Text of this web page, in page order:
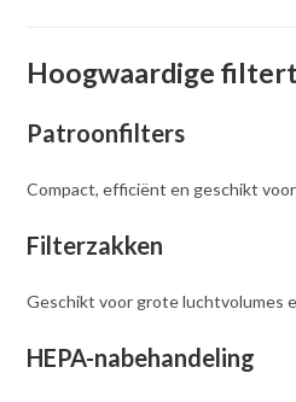
Hoogwaardige
Patroonfilters
Compact, efficiënt en geschikt
Filterzakken
Geschikt voor grote luchtvolumes
HEPA-nabehandeling